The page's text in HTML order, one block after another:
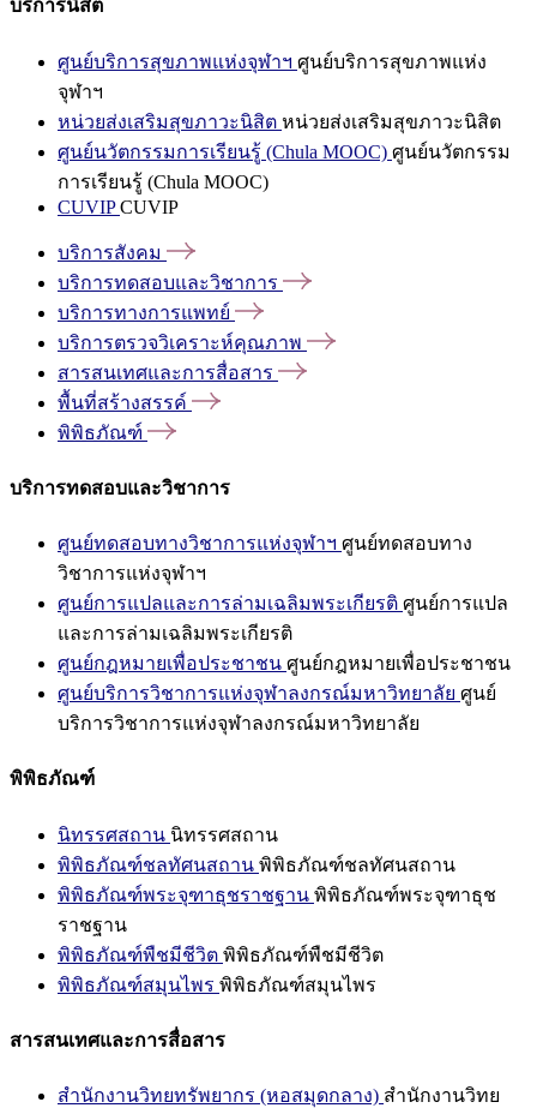
บริการนิสิต
ศูนย์บริการสุขภาพแห่งจุฬาฯ ศูนย์บริการสุขภาพแห่ง
จุฬาฯ
หน่วยส่งเสริมสุขภาวะนิสิต หน่วยส่งเสริมสุขภาวะนิสิต
ศูนย์นวัตกรรมการเรียนรู้ (Chula MOOC) ศูนย์นวัตกรรม
การเรียนรู้ (Chula MOOC)
CUVIPCUVIP
บริการสังคม
บริการทดสอบและวิชาการ
บริการทางการแพทย์
บริการตรวจวิเคราะห์คุณภาพ
สารสนเทศและการสื่อสาร
พื้นที่สร้างสรรค์
พิพิธภัณฑ์
บริการทดสอบและวิชาการ
ศูนย์ทดสอบทางวิชาการแห่งจุฬาฯ ศูนย์ทดสอบทาง
วิชาการแห่งจุฬาฯ
ศูนย์การแปลและการล่ามเฉลิมพระเกียรติ ศูนย์การแปล
และการล่ามเฉลิมพระเกียรติ
ศูนย์กฎหมายเพื่อประชาชน ศูนย์กฎหมายเพื่อประชาชน
ศูนย์บริการวิชาการแห่งจุฬาลงกรณ์มหาวิทยาลัย ศูนย์
บริการวิชาการแห่งจุฬาลงกรณ์มหาวิทยาลัย
พิพิธภัณฑ์
นิทรรศสถาน นิทรรศสถาน
พิพิธภัณฑ์ชลทัศนสถาน พิพิธภัณฑ์ชลทัศนสถาน
พิพิธภัณฑ์พระจุฑาธุชราชฐาน พิพิธภัณฑ์พระจุฑาธุช
ราชฐาน
พิพิธภัณฑ์พืชมีชีวิต พิพิธภัณฑ์พืชมีชีวิต
พิพิธภัณฑ์สมุนไพร พิพิธภัณฑ์สมุนไพร
สารสนเทศและการสื่อสาร
สำนักงานวิทยทรัพยากร (หอสมุดกลาง) สำนักงานวิทย